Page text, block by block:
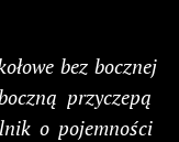
bez bocznej
przyczepą
o pojemności